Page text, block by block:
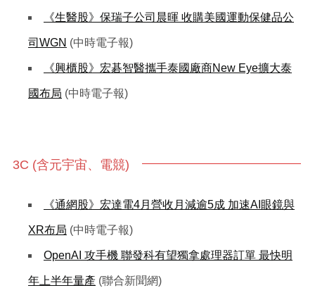
《生醫股》保瑞子公司晨暉 收購美國運動保健品公
司WGN (中時電子報)
《興櫃股》宏碁智醫攜手泰國廠商New Eye擴大泰
國布局 (中時電子報)
3C (含元宇宙、電競)
《通網股》宏達電4月營收月減逾5成 加速AI眼鏡與
XR布局 (中時電子報)
OpenAI 攻手機 聯發科有望獨拿處理器訂單 最快明
年上半年量產 (聯合新聞網)